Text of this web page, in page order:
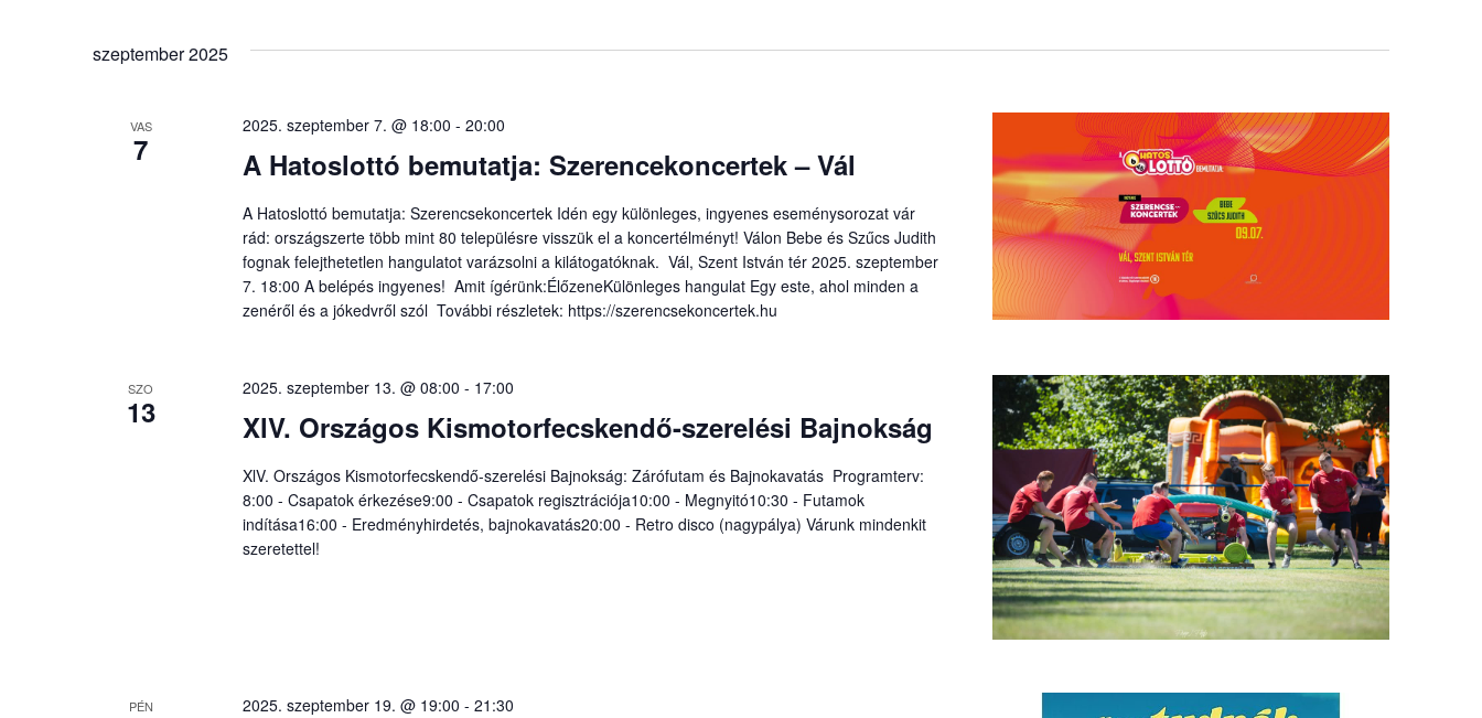
szeptember 2025
VAS
7 A Hatoslottó bemutatja: Szerencekoncertek – Vál
2025. szeptember 7. @ 18:00 - 20:00
A Hatoslottó bemutatja: Szerencsekoncertek Idén egy különleges, ingyenes eseménysorozat vár
rád: országszerte több mint 80 településre visszük el a koncertélményt! Válon Bebe és Szűcs Judith
fognak felejthetetlen hangulatot varázsolni a kilátogatóknak. Vál, Szent István tér 2025. szeptember
7. 18:00 A belépés ingyenes! Amit ígérünk:ÉlőzeneKülönleges hangulat Egy este, ahol minden a
zenéről és a jókedvről szól További részletek: https://szerencsekoncertek.hu
SZO
13 XlV. Országos Kismotorfecskendő-szerelési Bajnokság
2025. szeptember 13. @ 08:00 - 17:00
XlV. Országos Kismotorfecskendő-szerelési Bajnokság: Zárófutam és Bajnokavatás Programterv:
8:00 - Csapatok érkezése9:00 - Csapatok regisztrációja10:00 - Megnyitó10:30 - Futamok
indítása16:00 - Eredményhirdetés, bajnokavatás20:00 - Retro disco (nagypálya) Várunk mindenkit
szeretettel!
PÉN 2025. szeptember 19. @ 19:00 - 21:30